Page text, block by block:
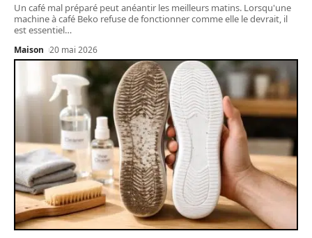
Un café mal préparé peut anéantir les meilleurs matins. Lorsqu'une
machine à café Beko refuse de fonctionner comme elle le devrait, il
est essentiel…
Maison 20 mai 2026